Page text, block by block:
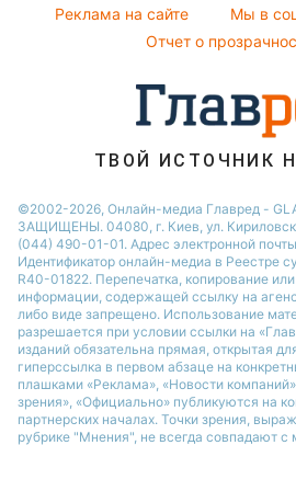
Новости Сум
Новости Тернополя
Новости Черкассы
Новости Житомира
Новости Ровно
Новости Запорожья
Реклама на сайте
Мы в
Отчет о
ТВОЙ ИСТОЧНИК
©2002-2026, Онлайн-медиа Главред -
ЗАЩИЩЕНЫ. 04080, г. Киев, ул.
(044) 490-01-01. Адрес электронной
Идентификатор онлайн-медиа в Реестре
R40-01822. Перепечатка, копирование
информации, содержащей ссылку на
либо виде запрещено. Использование
разрешается при условии ссылки на
изданий обязательна прямая, открытая
гиперссылка в первом абзаце на
плашками «Реклама», «Новости
зрения», «Официально» публикуются на
партнерских началах. Точки зрения,
рубрике "Мнения", не всегда совпадают с